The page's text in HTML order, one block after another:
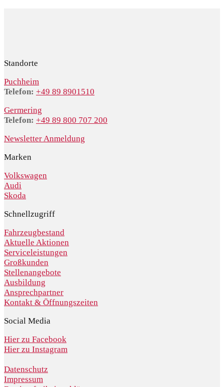
Standorte
Puchheim
Telefon: +49 89 8901510
Germering
Telefon: +49 89 800 707 200
Newsletter Anmeldung
Marken
Volkswagen
Audi
Skoda
Schnellzugriff
Fahrzeugbestand
Aktuelle Aktionen
Serviceleistungen
Großkunden
Stellenangebote
Ausbildung
Ansprechpartner
Kontakt & Öffnungszeiten
Social Media
Hier zu Facebook
Hier zu Instagram
Datenschutz
Impressum